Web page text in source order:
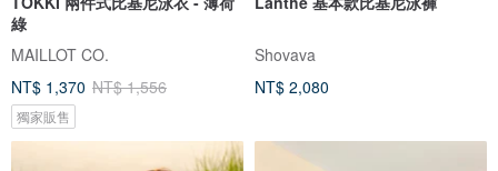
綠
MAILLOT CO.
NT$ 1,370 NT$ 1,556
獨家販售
Shovava
NT$ 2,080